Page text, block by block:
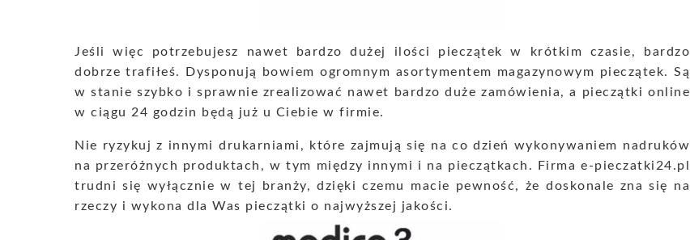
Jeśli więc potrzebujesz nawet bardzo dużej ilości pieczątek w krótkim czasie, bardzo
dobrze trafiłeś. Dysponują bowiem ogromnym asortymentem magazynowym pieczątek. Są
w stanie szybko i sprawnie zrealizować nawet bardzo duże zamówienia, a pieczątki online
w ciągu 24 godzin będą już u Ciebie w firmie.
Nie ryzykuj z innymi drukarniami, które zajmują się na co dzień wykonywaniem nadruków
na przeróżnych produktach, w tym między innymi i na pieczątkach. Firma e-pieczatki24.pl
trudni się wyłącznie w tej branży, dzięki czemu macie pewność, że doskonale zna się na
rzeczy i wykona dla Was pieczątki o najwyższej jakości.